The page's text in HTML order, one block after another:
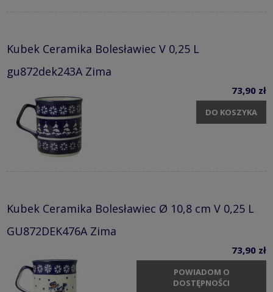
Kubek Ceramika Bolesławiec V 0,25 L
gu872dek243A Zima
73,90 zł
DO KOSZYKA
Kubek Ceramika Bolesławiec Ø 10,8 cm V 0,25 L
GU872DEK476A Zima
73,90 zł
POWIADOM O
DOSTĘPNOŚCI